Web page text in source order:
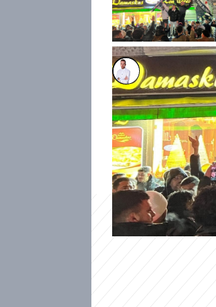
Filip Kalčák
9. pro 2024, 07:32
Rebelové
převrat v Sýrii,
světě, aby se
14 milionů